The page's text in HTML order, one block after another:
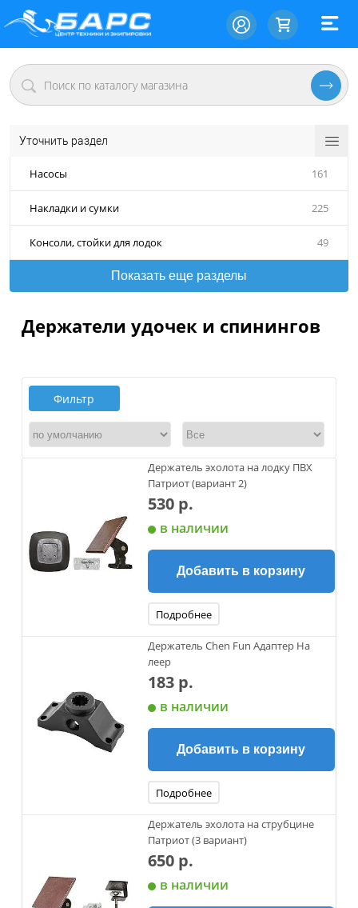
Уточнить раздел
Насосы 161
Накладки и сумки 225
Консоли, стойки для лодок 49
Показать еще разделы
Держатели удочек и спинингов
Фильтр
Держатель эхолота на лодку ПВХ
Патриот (вариант 2)
530 р.
в наличии
Добавить в корзину
Подробнее
Держатель Chen Fun Адаптер На
леер
183 р.
в наличии
Добавить в корзину
Подробнее
Держатель эхолота на струбцине
Патриот (3 вариант)
650 р.
в наличии